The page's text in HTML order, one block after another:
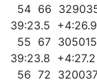
54 66
39:23.5
55 67
39:23.8
56 72